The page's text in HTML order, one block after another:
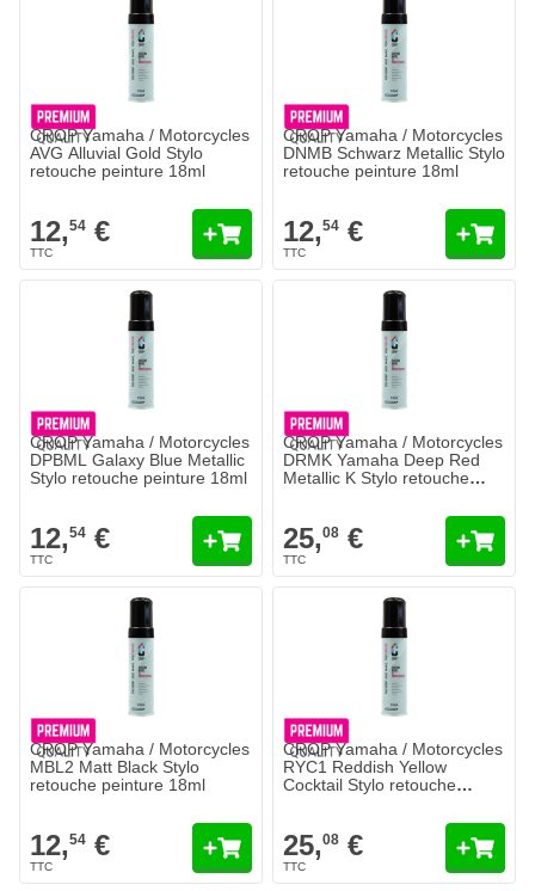
CROP Yamaha / Motorcycles
AVG Alluvial Gold Stylo
retouche peinture 18ml
12,54 €
CROP Yamaha / Motorcycles
DNMB Schwarz Metallic Stylo
retouche peinture 18ml
12,54 €
CROP Yamaha / Motorcycles
DPBML Galaxy Blue Metallic
Stylo retouche peinture 18ml
12,54 €
CROP Yamaha / Motorcycles
DRMK Yamaha Deep Red
Metallic K Stylo retouche
25,08 €
CROP Yamaha / Motorcycles
MBL2 Matt Black Stylo
retouche peinture 18ml
12,54 €
CROP Yamaha / Motorcycles
RYC1 Reddish Yellow
Cocktail Stylo retouche
25,08 €